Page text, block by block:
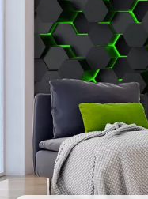
Premiumvinyl
725.00 435.00Kr
Peel and Stick
900.00540.00Kr/m²